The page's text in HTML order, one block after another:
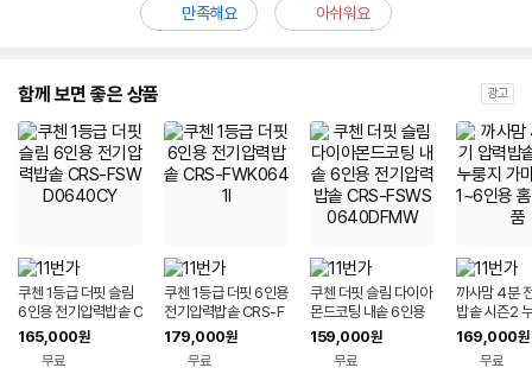
만족해요
아쉬워요
함께 보면 좋은 상품 광고
쿠첸 1등급 더핏 슬림
6인용 전기압력밥솥 C
RS-FSWD0640CY
165,000원
무료
쿠첸 1등급 더핏 6인용
전기압력밥솥 CRS-F
WK0641I
179,000원
무료
쿠첸 더핏 슬림 다이아
몬드코팅 내솥 6인용
전기압력밥솥 CRS-F
SWS0640DFMW
159,000원
무료
까사맘 4분
밥솥 시즌2
마돌솥밥
쇼핑 정품
169,000원
무료